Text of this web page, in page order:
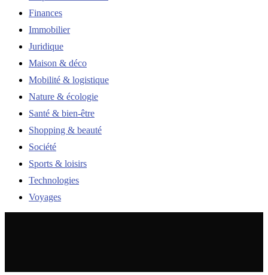
Finances
Immobilier
Juridique
Maison & déco
Mobilité & logistique
Nature & écologie
Santé & bien-être
Shopping & beauté
Société
Sports & loisirs
Technologies
Voyages